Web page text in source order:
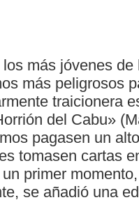
más jóvenes
más peligrosos
traicionera
del Cabu»
pagasen un
tomasen cartas
primer
se añadió una